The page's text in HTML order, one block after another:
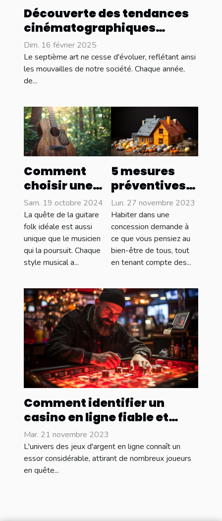
Découverte des tendances
cinématographiques
émergentes pour l'année
Dim. 16 février 2025
Le septième art ne cesse d'évoluer, reflétant ainsi
les mouvailles de notre société. Chaque année,
de...
Comment
choisir une
guitare folk
adaptée à
votre style
musical
Sam. 19 octobre 2024
La quête de la guitare
folk idéale est aussi
unique que le musicien
qui la poursuit. Chaque
style musical a...
5 mesures
préventives
pour réduire
les risques de
sinistres
dans une
maison
Lun. 27 novembre 2023
Habiter dans une
concession demande à
ce que vous pensiez au
bien-être de tous, tout
en tenant compte des...
Comment identifier un
casino en ligne fiable et
sécurisé ?
Mar. 21 novembre 2023
L'univers des jeux d'argent en ligne connaît un
essor considérable, attirant de nombreux joueurs
en quête...